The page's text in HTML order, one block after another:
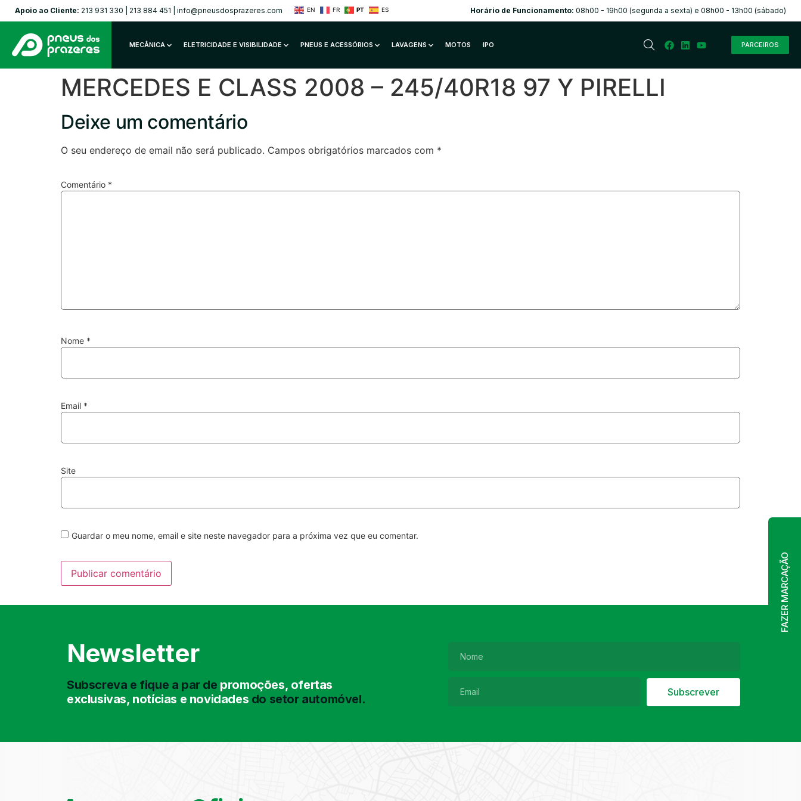
Apoio ao Cliente: 213 931 330 213 884 451 info@pneusdosprazeres.com EN FR PT ES Horário de Funcionamento: 08h00 - 19h00 (segunda a sexta) e 08h00 - 13h00 (sábado)
FAZER MARCAÇÃO
MECÂNICA ELETRICIDADE E VISIBILIDADE PNEUS E ACESSÓRIOS LAVAGENS MOTOS IPO PARCEIROS
MERCEDES E CLASS 2008 – 245/40R18 97 Y PIRELLI
Deixe um comentário
O seu endereço de email não será publicado. Campos obrigatórios marcados com *
Comentário *
Nome *
Email *
Site
Guardar o meu nome, email e site neste navegador para a próxima vez que eu comentar.
Newsletter
Subscreva e fique a par de promoções, ofertas
exclusivas, notícias e novidades do setor automóvel. Subscrever
Pesquisa de